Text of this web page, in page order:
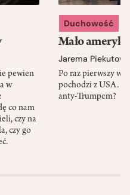
pewien
w
co nam
czy na
czy go
Duchowość
Mało
Jarema
Po raz pierwszy w
pochodzi z USA.
anty-Trumpem?